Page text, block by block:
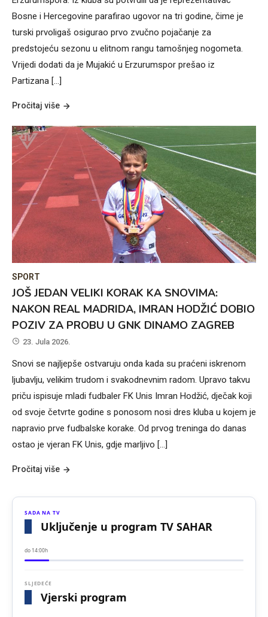
Bosne i Hercegovine parafirao ugovor na tri godine, čime je
turski prvoligaš osigurao prvo zvučno pojačanje za
predstojeću sezonu u elitnom rangu tamošnjeg nogometa.
Vrijedi dodati da je Mujakić u Erzurumspor prešao iz
Partizana […]
Pročitaj više
SPORT
JOŠ JEDAN VELIKI KORAK KA SNOVIMA:
NAKON REAL MADRIDA, IMRAN HODŽIĆ DOBIO
POZIV ZA PROBU U GNK DINAMO ZAGREB
23. Jula 2026.
Snovi se najljepše ostvaruju onda kada su praćeni iskrenom
ljubavlju, velikim trudom i svakodnevnim radom. Upravo takvu
priču ispisuje mladi fudbaler FK Unis Imran Hodžić, dječak koji
od svoje četvrte godine s ponosom nosi dres kluba u kojem je
napravio prve fudbalske korake. Od prvog treninga do danas
ostao je vjeran FK Unis, gdje marljivo […]
Pročitaj više
SADA NA TV
Uključenje u program TV SAHAR
do 14:00h
SLJEDEĆE
Vjerski program